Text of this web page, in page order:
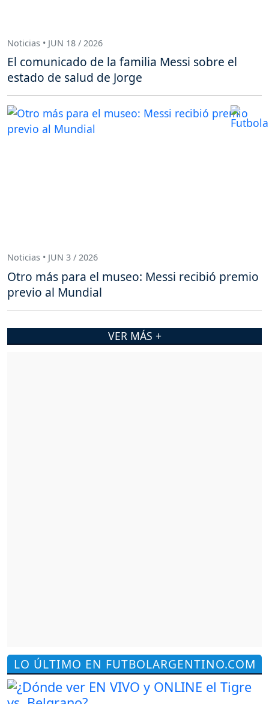
LO ÚLTIMO EN FUTBOLARGENTINO.COM
Noticias • JUN 18 / 2026
El comunicado de la familia Messi sobre el
estado de salud de Jorge
Noticias • JUN 3 / 2026
Otro más para el museo: Messi recibió premio
previo al Mundial
VER MÁS +